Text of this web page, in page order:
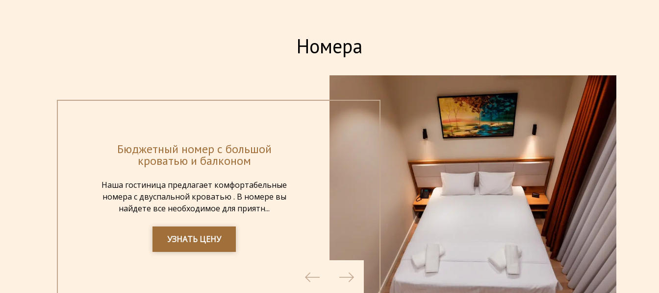
Номера
Бюджетный номер с большой
кроватью и балконом
Наша гостиница предлагает комфортабельные
номера с двуспальной кроватью . В номере вы
найдете все необходимое для приятн...
УЗНАТЬ ЦЕНУ